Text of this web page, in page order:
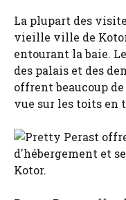
La plupart des
vieille ville de
entourant la baie.
des palais et des
offrent beaucoup
vue sur les toits en